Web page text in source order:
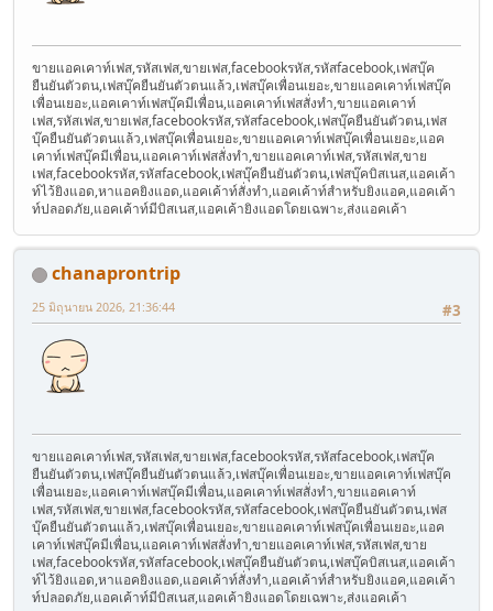
ขายแอคเคาท์เฟส,รหัสเฟส,ขายเฟส,facebookรหัส,รหัสfacebook,เฟสบุ๊ค
ยืนยันตัวตน,เฟสบุ๊คยืนยันตัวตนแล้ว,เฟสบุ๊คเพื่อนเยอะ,ขายแอคเคาท์เฟสบุ๊ค
เพื่อนเยอะ,แอคเคาท์เฟสบุ๊คมีเพื่อน,แอคเคาท์เฟสสั่งทำ,ขายแอคเคาท์
เฟส,รหัสเฟส,ขายเฟส,facebookรหัส,รหัสfacebook,เฟสบุ๊คยืนยันตัวตน,เฟส
บุ๊คยืนยันตัวตนแล้ว,เฟสบุ๊คเพื่อนเยอะ,ขายแอคเคาท์เฟสบุ๊คเพื่อนเยอะ,แอค
เคาท์เฟสบุ๊คมีเพื่อน,แอคเคาท์เฟสสั่งทำ,ขายแอคเคาท์เฟส,รหัสเฟส,ขาย
เฟส,facebookรหัส,รหัสfacebook,เฟสบุ๊คยืนยันตัวตน,เฟสบุ๊คบิสเนส,แอคเค้า
ท์ไว้ยิงแอด,หาแอคยิงแอด,แอคเค้าท์สั่งทำ,แอคเค้าท์สำหรับยิงแอค,แอคเค้า
ท์ปลอดภัย,แอคเค้าท์มีบิสเนส,แอคเค้ายิงแอดโดยเฉพาะ,ส่งแอคเค้า
chanaprontrip
#3
25 มิถุนายน 2026, 21:36:44
ขายแอคเคาท์เฟส,รหัสเฟส,ขายเฟส,facebookรหัส,รหัสfacebook,เฟสบุ๊ค
ยืนยันตัวตน,เฟสบุ๊คยืนยันตัวตนแล้ว,เฟสบุ๊คเพื่อนเยอะ,ขายแอคเคาท์เฟสบุ๊ค
เพื่อนเยอะ,แอคเคาท์เฟสบุ๊คมีเพื่อน,แอคเคาท์เฟสสั่งทำ,ขายแอคเคาท์
เฟส,รหัสเฟส,ขายเฟส,facebookรหัส,รหัสfacebook,เฟสบุ๊คยืนยันตัวตน,เฟส
บุ๊คยืนยันตัวตนแล้ว,เฟสบุ๊คเพื่อนเยอะ,ขายแอคเคาท์เฟสบุ๊คเพื่อนเยอะ,แอค
เคาท์เฟสบุ๊คมีเพื่อน,แอคเคาท์เฟสสั่งทำ,ขายแอคเคาท์เฟส,รหัสเฟส,ขาย
เฟส,facebookรหัส,รหัสfacebook,เฟสบุ๊คยืนยันตัวตน,เฟสบุ๊คบิสเนส,แอคเค้า
ท์ไว้ยิงแอด,หาแอคยิงแอด,แอคเค้าท์สั่งทำ,แอคเค้าท์สำหรับยิงแอค,แอคเค้า
ท์ปลอดภัย,แอคเค้าท์มีบิสเนส,แอคเค้ายิงแอดโดยเฉพาะ,ส่งแอคเค้า